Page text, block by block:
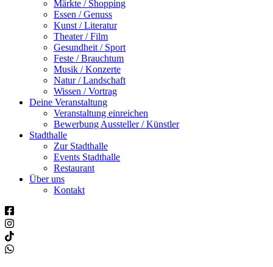
Märkte / Shopping
Essen / Genuss
Kunst / Literatur
Theater / Film
Gesundheit / Sport
Feste / Brauchtum
Musik / Konzerte
Natur / Landschaft
Wissen / Vortrag
Deine Veranstaltung
Veranstaltung einreichen
Bewerbung Aussteller / Künstler
Stadthalle
Zur Stadthalle
Events Stadthalle
Restaurant
Über uns
Kontakt